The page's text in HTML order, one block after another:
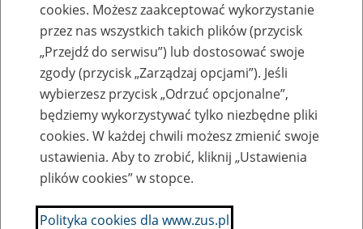
Baza zlikwidowanych lub
przekształconych zakładów pracy
Nazwa zakładu pracy:
SZUKAJ
cookies. Możesz zaakceptować wykorzystanie
przez nas wszystkich takich plików (przycisk
„Przejdź do serwisu”) lub dostosować swoje
zgody (przycisk „Zarządzaj opcjami”). Jeśli
wybierzesz przycisk „Odrzuć opcjonalne”,
będziemy wykorzystywać tylko niezbędne pliki
cookies. W każdej chwili możesz zmienić swoje
ustawienia. Aby to zrobić, kliknij „Ustawienia
plików cookies” w stopce.
Polityka cookies dla www.zus.pl